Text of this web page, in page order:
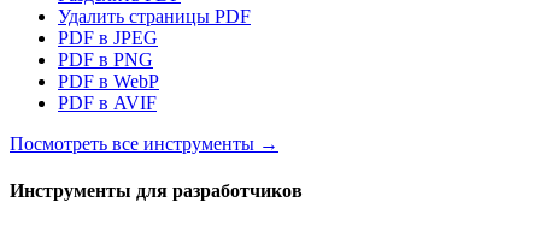
Удалить страницы PDF
PDF в JPEG
PDF в PNG
PDF в WebP
PDF в AVIF
Посмотреть все инструменты →
Инструменты для разработчиков